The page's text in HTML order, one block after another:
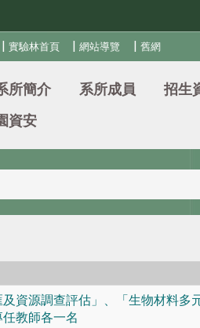
| 實驗林首頁 |網站導覽 |舊網
所簡介 系所成員 招生
資安
資源調查評估」、「生物材料多
教師各一名